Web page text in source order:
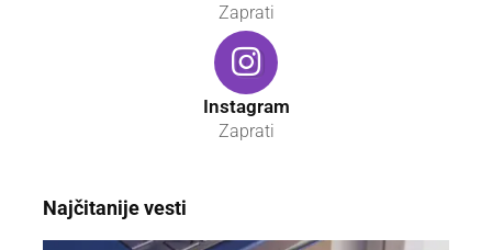
Zaprati
Instagram
Zaprati
Najčitanije vesti